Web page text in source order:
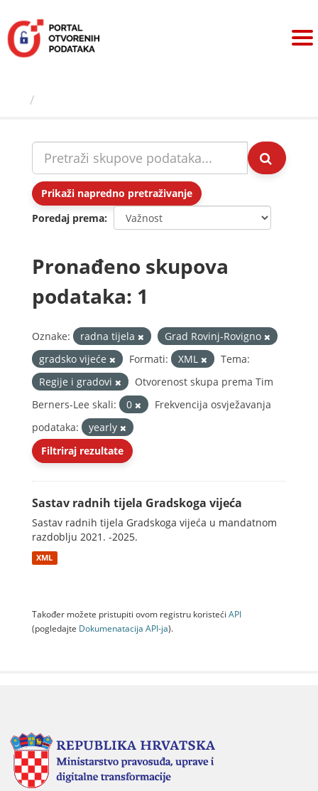
sadržaj
Prikaži napredno pretraživanje
Poredaj prema
Pronađeno skupova
podataka: 1
Oznake: radna tijela
Grad Rovinj-Rovigno
gradsko vijeće
Formati: XML
Tema:
Regije i gradovi
Otvorenost skupa prema Tim
Berners-Lee skali:
0
Frekvencija osvježavanja
podataka:
yearly
Filtriraj rezultate
Sastav radnih tijela Gradskoga vijeća
Sastav radnih tijela Gradskoga vijeća u mandatnom
razdoblju 2021. -2025.
XML
Također možete pristupiti ovom registru koristeći API
(pogledajte Dokumenаtаcijа API-jа).